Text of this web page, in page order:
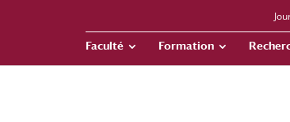
Faculté Formation